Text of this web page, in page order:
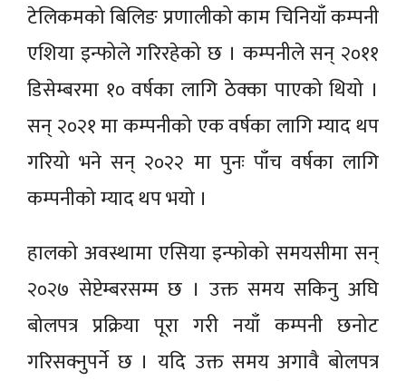
टेलिकमको बिलिङ प्रणालीको काम चिनियाँ कम्पनी
एशिया इन्फोले गरिरहेको छ । कम्पनीले सन् २०११
डिसेम्बरमा १० वर्षका लागि ठेक्का पाएको थियो ।
सन् २०२१ मा कम्पनीको एक वर्षका लागि म्याद थप
गरियो भने सन् २०२२ मा पुनः पाँच वर्षका लागि
कम्पनीको म्याद थप भयो ।
हालको अवस्थामा एसिया इन्फोको समयसीमा सन्
२०२७ सेप्टेम्बरसम्म छ । उक्त समय सकिनु अघि
बोलपत्र प्रक्रिया पूरा गरी नयाँ कम्पनी छनोट
गरिसक्नुपर्ने छ । यदि उक्त समय अगावै बोलपत्र